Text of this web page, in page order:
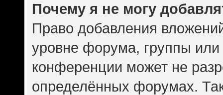
Почему я не могу
Право добавления
уровне форума, группы или
конференции может не
определённых форумах.